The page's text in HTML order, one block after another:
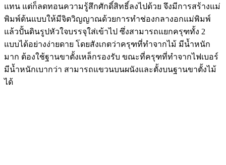
แทน แต่ก็ลดทอนความรู้สึกศักดิ์สิทธิ์ลงไปด้วย จึงมีการสร้างแม่
พิมพ์ต้นแบบให้มีจิตวิญญาณด้วยการทำช่องกลางอกแม่พิมพ์
แล้วปั้นดินรูปหัวใจบรรจุใส่เข้าไป ซึ่งสามารถแยกครุฑทั้ง 2
แบบได้อย่างง่ายดาย โดยสังเกตว่าครุฑที่ทำจากไม้ มีน้ำหนัก
มาก ต้องใช้ฐานขาตั้งเหล็กรองรับ ขณะที่ครุฑที่ทำจากไฟเบอร์
มีน้ำหนักเบากว่า สามารถแขวนบนผนังและตั้งบนฐานขาตั้งไม้
ได้